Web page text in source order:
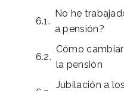
No he
a pensión?
Cómo
la pensión
Jubilación a